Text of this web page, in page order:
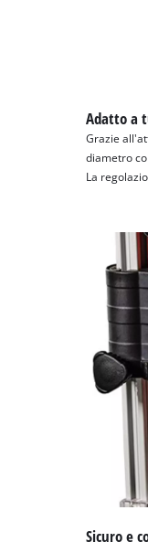
Adatto a
Grazie
diametro
La
Sicuro e